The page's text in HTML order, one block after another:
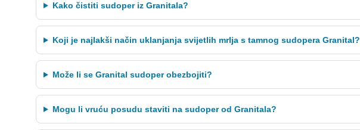
Kako čistiti sudoper iz Granitala?
Koji je najlakši način uklanjanja svijetlih mrlja s tamnog sudopera Granital?
Može li se Granital sudoper obezbojiti?
Mogu li vruću posudu staviti na sudoper od Granitala?